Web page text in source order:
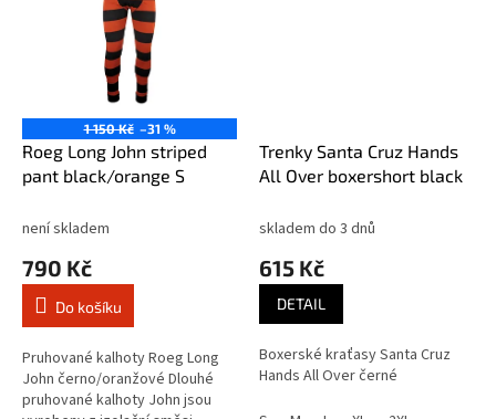
1 150 Kč –31 %
Roeg Long John striped
pant black/orange S
není skladem
790 Kč
Do košíku
Pruhované kalhoty Roeg Long
John černo/oranžové Dlouhé
pruhované kalhoty John jsou
Trenky Santa Cruz Hands
All Over boxershort black
skladem do 3 dnů
615 Kč
DETAIL
Boxerské kraťasy Santa Cruz
Hands All Over černé